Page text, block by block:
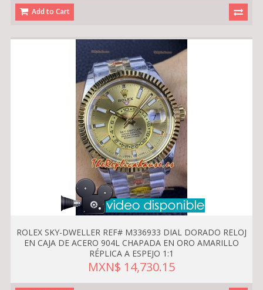
Add to Cart
ROLEX SKY-DWELLER REF# M336933 DIAL DORADO RELOJ
EN CAJA DE ACERO 904L CHAPADA EN ORO AMARILLO
RÉPLICA A ESPEJO 1:1
MXN$ 14,730.15